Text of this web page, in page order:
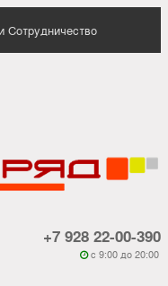
Сотрудничество
+7 928 22-00-390
 c 9:00 до 20:00